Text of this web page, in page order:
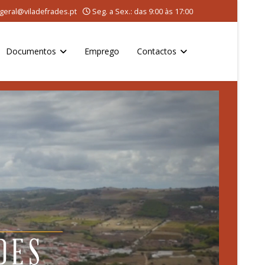
geral@viladefrades.pt Seg. a Sex.: das 9:00 às 17:00
Documentos Emprego Contactos